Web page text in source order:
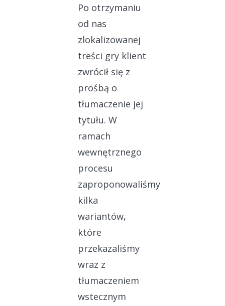
Po otrzymaniu
od nas
zlokalizowanej
treści gry klient
zwrócił się z
prośbą o
tłumaczenie jej
tytułu. W
ramach
wewnętrznego
procesu
zaproponowaliśmy
kilka
wariantów,
które
przekazaliśmy
wraz z
tłumaczeniem
wstecznym